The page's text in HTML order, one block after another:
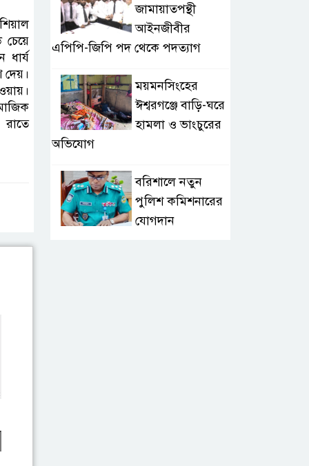
চেয়ে
দেয়।
জামায়াতপন্থী
আইনজীবীর
এপিপি-জিপি পদ থেকে পদত্যাগ
ময়মনসিংহের
ঈশ্বরগঞ্জে বাড়ি-ঘরে
হামলা ও ভাংচুরের
অভিযোগ
বরিশালে নতুন
পুলিশ কমিশনারের
যোগদান